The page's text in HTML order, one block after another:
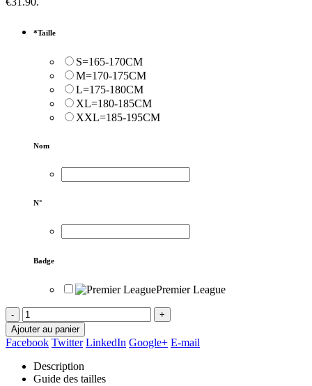
*Taille
S=165-170CM
M=170-175CM
L=175-180CM
XL=180-185CM
XXL=185-195CM
Nom
N°
Badge
Premier League
-
+
Ajouter au panier
Facebook Twitter LinkedIn Google+ E-mail
Description
Guide des tailles